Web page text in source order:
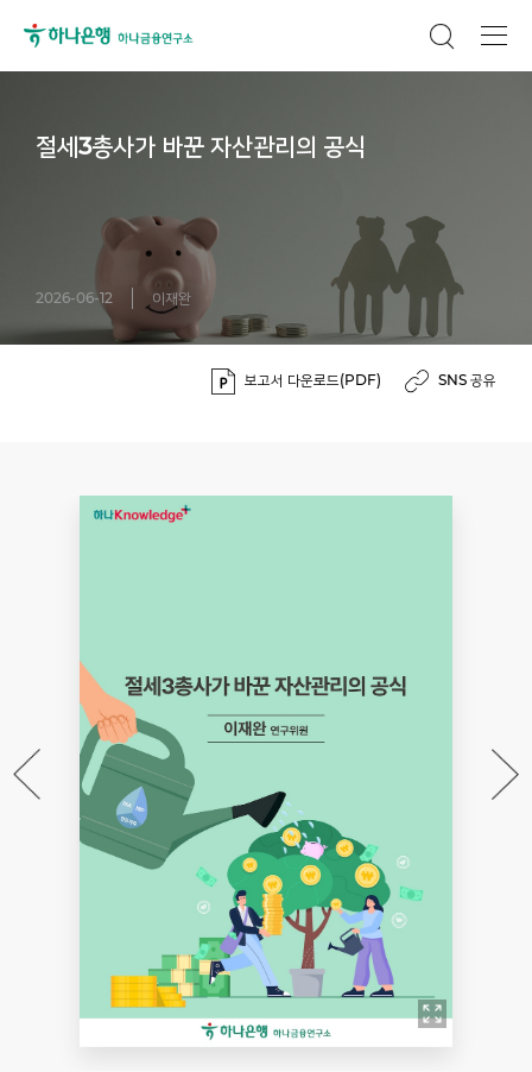
절세3총사가 바꾼 자산관리의 공식
2026-06-12 이재완
보고서 다운로드(PDF) SNS 공유